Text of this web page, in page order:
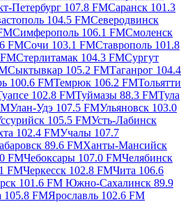
Петербург 107.8 FMСаранск 101.3
104.5 FMСеверодвинск
Симферополь 106.1 FMСмоленск
FMСочи 103.1 FMСтаврополь 101.8
Стерлитамак 104.3 FMСургут
Сыктывкар 105.2 FMТаганрог 104.4
100.6 FMТемрюк 106.2 FMТольятти
102.8 FMТуймазы 88.3 FMТула
Улан-Удэ 107.5 FMУльяновск 103.0
105.5 FMУсть-Лабинск
102.4 FMУчалы 107.7
89.6 FMХанты-Мансийск
FMЧебоксары 107.0 FMЧелябинск
FMЧеркесск 102.8 FMЧита 106.6
101.6 FM Южно-Сахалинск 89.9
105.8 FMЯрославль 102.6 FM